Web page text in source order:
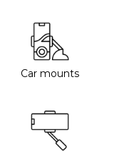
Car mounts